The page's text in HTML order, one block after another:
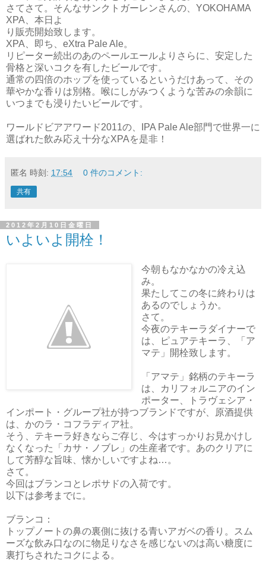
さてさて。そんなサンクトガーレンさんの、YOKOHAMA
XPA、本日よ
り販売開始致します。
XPA、即ち、eXtra Pale Ale。
リピーター続出のあのペールエールよりさらに、安定した
骨格と深いコクを有したビールです。
通常の四倍のホップを使っているというだけあって、その
華やかな香りは別格。喉にしがみつくような苦みの余韻に
いつまでも浸りたいビールです。
ワールドビアアワード2011の、IPA Pale Ale部門で世界一に
選ばれた飲み応え十分なXPAを是非！
匿名 時刻: 17:54 0 件のコメント:
共有
2012年2月10日金曜日
いよいよ開栓！
今朝もなかなかの冷え込
み。
果たしてこの冬に終わりは
あるのでしょうか。
さて。
今夜のテキーラダイナーで
は、ピュアテキーラ、「ア
マテ」開栓致します。
「アマテ」銘柄のテキーラ
は、カリフォルニアのイン
ポーター、トラヴェシア・
インポート・グループ社が持つブランドですが、原酒提供
は、かのラ・コフラディア社。
そう、テキーラ好きならご存じ、今はすっかりお見かけし
なくなった「カサ・ノブレ」の生産者です。あのクリアに
して芳醇な旨味、懐かしいですよね…。
さて。
今回はブランコとレポサドの入荷です。
以下は参考までに。
ブランコ：
トップノートの鼻の裏側に抜ける青いアガベの香り。スム
ーズな飲み口なのに物足りなさを感じないのは高い糖度に
裏打ちされたコクによる。